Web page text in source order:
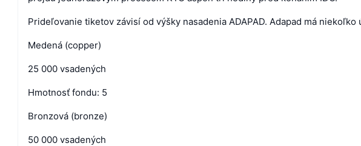
Prideľovanie tiketov závisí od výšky nasadenia ADAPAD. Adapad má niekoľko
Medená (copper)
25 000 vsadených
Hmotnosť fondu: 5
Bronzová (bronze)
50 000 vsadených